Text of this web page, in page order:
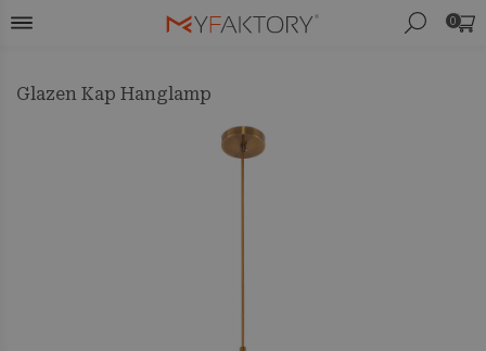
0
Glazen Kap Hanglamp